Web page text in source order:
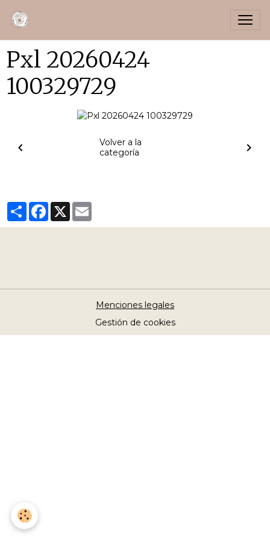
Pxl 20260424
100329729
Volver a la
categoría
PartagerFacebook
X
Menciones legales
Gestión de cookies